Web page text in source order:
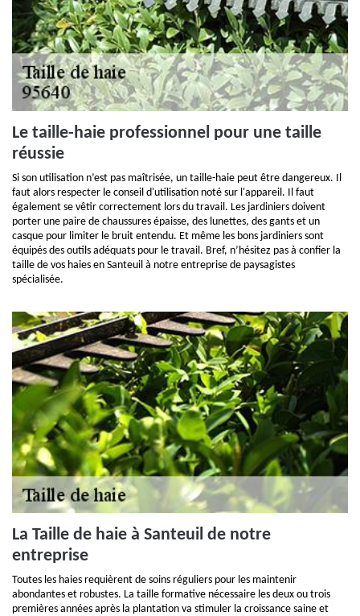
Le taille-haie professionnel pour une taille
réussie
Si son utilisation n’est pas maîtrisée, un taille-haie peut être dangereux. Il
faut alors respecter le conseil d'utilisation noté sur l'appareil. Il faut
également se vêtir correctement lors du travail. Les jardiniers doivent
porter une paire de chaussures épaisse, des lunettes, des gants et un
casque pour limiter le bruit entendu. Et même les bons jardiniers sont
équipés des outils adéquats pour le travail. Bref, n’hésitez pas à confier la
taille de vos haies en Santeuil à notre entreprise de paysagistes
spécialisée.
La Taille de haie à Santeuil de notre
entreprise
Toutes les haies requièrent de soins réguliers pour les maintenir
abondantes et robustes. La taille formative nécessaire les deux ou trois
premières années après la plantation va stimuler la croissance saine et